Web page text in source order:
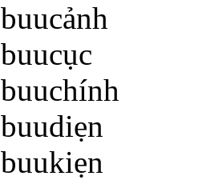
buucảnh
buucục
buuchính
buudiẹn
buukiẹn